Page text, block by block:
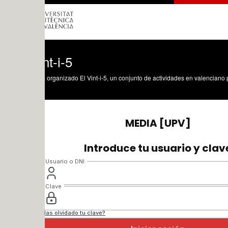
organizado El Vint-i-5, un conjunto de actividades en valenciano programadas